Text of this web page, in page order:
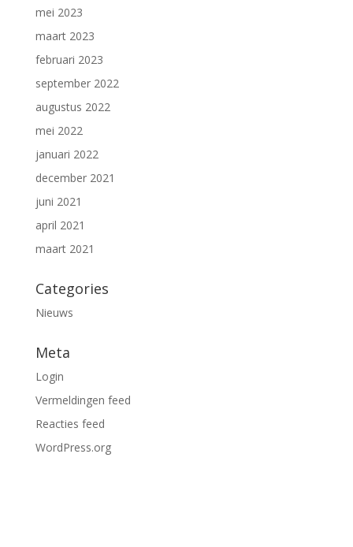
mei 2023
maart 2023
februari 2023
september 2022
augustus 2022
mei 2022
januari 2022
december 2021
juni 2021
april 2021
maart 2021
Categories
Nieuws
Meta
Login
Vermeldingen feed
Reacties feed
WordPress.org